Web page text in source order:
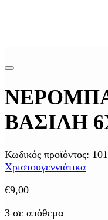
ΒΑΣΙΛΗ
Κωδικός προϊόντος:
Χριστουγεννιάτικα
€9,00
3 σε απόθεμα